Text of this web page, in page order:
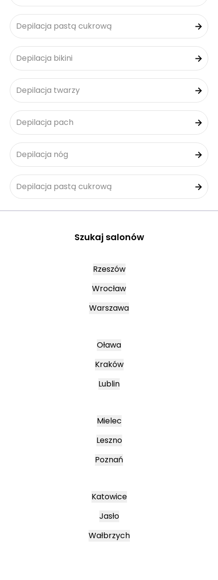
Depilacja pastą cukrową
Depilacja bikini
Depilacja twarzy
Depilacja pach
Depilacja nóg
Depilacja pastą cukrową
Szukaj salonów
Rzeszów
Wrocław
Warszawa
Oława
Kraków
Lublin
Mielec
Leszno
Poznań
Katowice
Jasło
Wałbrzych